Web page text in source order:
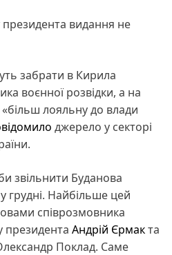
президента видання не
забрати в Кирила
воєнної розвідки, а на
лояльну до влади
джерело у секторі
звільнити Буданова
грудні. Найбільше цей
співрозмовника
президента Андрій Єрмакта
Поклад. Саме